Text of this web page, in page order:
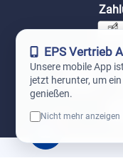
EPS Vertrieb
Unsere mobile App
jetzt herunter, um
genießen.
Nicht mehr anzeigen